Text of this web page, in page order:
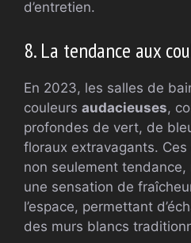
d’entretien.
8. La tendance aux
En 2023, les salles de
couleurs audacieuses,
profondes de vert, de
floraux extravagants.
non seulement
une sensation de
l’espace, permettant
des murs blancs